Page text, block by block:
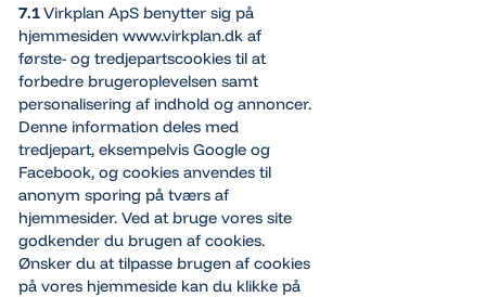
7.1Virkplan ApS benytter sig på
hjemmesiden www.virkplan.dk af
første- og tredjepartscookies til at
forbedre brugeroplevelsen samt
personalisering af indhold og annoncer.
Denne information deles med
tredjepart, eksempelvis Google og
Facebook, og cookies anvendes til
anonym sporing på tværs af
hjemmesider. Ved at bruge vores site
godkender du brugen af cookies.
Ønsker du at tilpasse brugen af cookies
på vores hjemmeside kan du klikke på